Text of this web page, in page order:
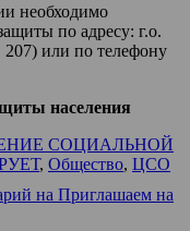
необходимо
по адресу: г.о.
или по телефону
населения
СОЦИАЛЬНОЙ
, Общество, ЦСО
на Приглашаем на